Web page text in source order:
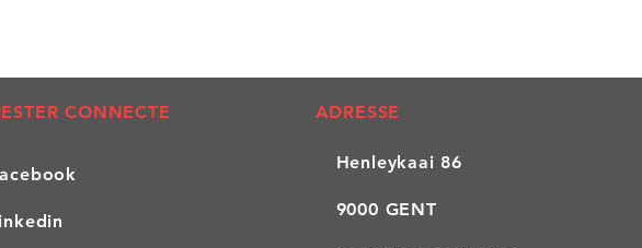
CONNECTE ADRESSE
Henleykaai 86
9000 GENT